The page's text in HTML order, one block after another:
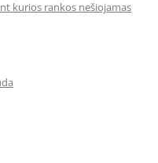
kurios rankos nešiojamas